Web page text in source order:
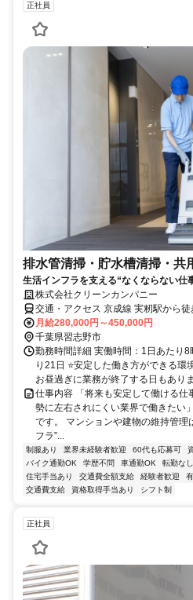
正社員
排水管清掃・貯水槽清掃・共
生活インフラを支える“なくならない仕
株式会社クリーンカンパニー
交通・アクセス 京成線 実籾駅から
月給280,000円～450,000円
千葉県習志野市
勤務時間詳細 実働時間：1日あたり
り21日 ⭐安定した働き方ができる環
お昼過ぎに業務が終了する日もあり
仕事内容 「将来も安定して働ける
勢に左右されにくい業界で働きたい
です。 マンションや建物の維持管理
フラ”...
制服あり 業界未経験者歓迎 60代も応募可
バイク通勤OK
学歴不問 車通勤OK 転勤なし
住宅手当あり
交通費全額支給 経験者歓迎
交通費支給
資格取得手当あり シフト制
正社員